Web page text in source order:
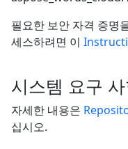
필요한 보안 자격 증명
세스하려면 이
시스템 요구
자세한 내용은
십시오.